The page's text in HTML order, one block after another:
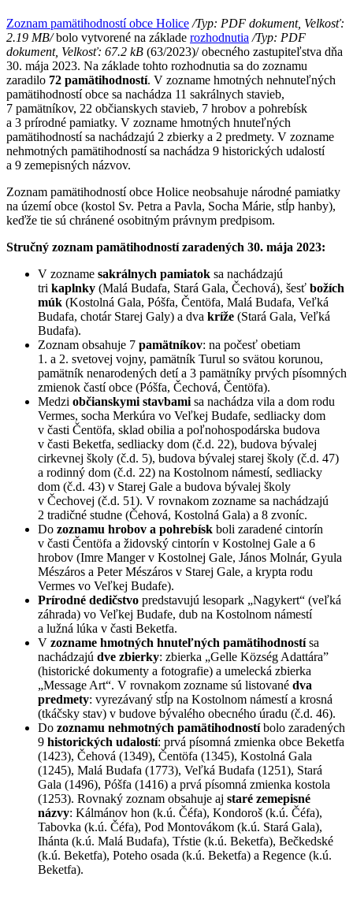
Zoznam pamätihodností obce Holice /Typ: PDF dokument, Velkosť:
2.19 MB/bolo vytvorené na základe rozhodnutia /Typ: PDF
dokument, Velkosť: 67.2 kB (63/2023)/ obecného zastupiteľstva dňa
30. mája 2023. Na základe tohto rozhodnutia sa do zoznamu
zaradilo 72 pamätihodností. V zozname hmotných nehnuteľných
pamätihodností obce sa nachádza 11 sakrálnych stavieb,
7 pamätníkov, 22 občianskych stavieb, 7 hrobov a pohrebísk
a 3 prírodné pamiatky. V zozname hmotných hnuteľných
pamätihodností sa nachádzajú 2 zbierky a 2 predmety. V zozname
nehmotných pamätihodností sa nachádza 9 historických udalostí
a 9 zemepisných názvov.
Zoznam pamätihodností obce Holice neobsahuje národné pamiatky
na území obce (kostol Sv. Petra a Pavla, Socha Márie, stĺp hanby),
keďže tie sú chránené osobitným právnym predpisom.
Stručný zoznam pamätihodností zaradených 30. mája 2023:
V zozname sakrálnych pamiatok sa nachádzajú
tri kaplnky (Malá Budafa, Stará Gala, Čechová), šesť božích
múk (Kostolná Gala, Póšfa, Čentöfa, Malá Budafa, Veľká
Budafa, chotár Starej Galy) a dva kríže (Stará Gala, Veľká
Budafa).
Zoznam obsahuje 7 pamätníkov: na počesť obetiam
1. a 2. svetovej vojny, pamätník Turul so svätou korunou,
pamätník nenarodených detí a 3 pamätníky prvých písomných
zmienok častí obce (Póšfa, Čechová, Čentöfa).
Medzi občianskymi stavbami sa nachádza vila a dom rodu
Vermes, socha Merkúra vo Veľkej Budafe, sedliacky dom
v časti Čentöfa, sklad obilia a poľnohospodárska budova
v časti Beketfa, sedliacky dom (č.d. 22), budova bývalej
cirkevnej školy (č.d. 5), budova bývalej starej školy (č.d. 47)
a rodinný dom (č.d. 22) na Kostolnom námestí, sedliacky
dom (č.d. 43) v Starej Gale a budova bývalej školy
v Čechovej (č.d. 51). V rovnakom zozname sa nachádzajú
2 tradičné studne (Čehová, Kostolná Gala) a 8 zvoníc.
Do zoznamu hrobov a pohrebísk boli zaradené cintorín
v časti Čentöfa a židovský cintorín v Kostolnej Gale a 6
hrobov (Imre Manger v Kostolnej Gale, János Molnár, Gyula
Mészáros a Peter Mészáros v Starej Gale, a krypta rodu
Vermes vo Veľkej Budafe).
Prírodné dedičstvo predstavujú lesopark „Nagykert“ (veľká
záhrada) vo Veľkej Budafe, dub na Kostolnom námestí
a lužná lúka v časti Beketfa.
V zozname hmotných hnuteľných pamätihodnostísa
nachádzajú dve zbierky: zbierka „Gelle Község Adattára”
(historické dokumenty a fotografie) a umelecká zbierka
„Message Art“. V rovnakom zozname sú listované dva
predmety: vyrezávaný stĺp na Kostolnom námestí a krosná
(tkáčsky stav) v budove bývalého obecného úradu (č.d. 46).
Do zoznamu nehmotných pamätihodnostíbolo zaradených
9 historických udalostí: prvá písomná zmienka obce Beketfa
(1423), Čehová (1349), Čentöfa (1345), Kostolná Gala
(1245), Malá Budafa (1773), Veľká Budafa (1251), Stará
Gala (1496), Póšfa (1416) a prvá písomná zmienka kostola
(1253). Rovnaký zoznam obsahuje aj staré zemepisné
názvy: Kálmánov hon (k.ú. Čéfa), Kondoroš (k.ú. Čéfa),
Tabovka (k.ú. Čéfa), Pod Montovákom (k.ú. Stará Gala),
Ihánta (k.ú. Malá Budafa), Tŕstie (k.ú. Beketfa), Bečkedské
(k.ú. Beketfa), Poteho osada (k.ú. Beketfa) a Regence (k.ú.
Beketfa).